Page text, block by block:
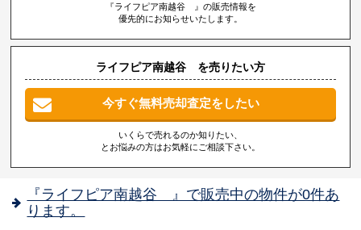
『ライフピア南越谷 』の販売情報を
優先的にお知らせいたします。
ライフピア南越谷 を売りたい方
今すぐ無料売却査定をしたい
いくらで売れるのか知りたい、
とお悩みの方はお気軽にご相談下さい。
『ライフピア南越谷 』で販売中の物件が0件あ
ります。